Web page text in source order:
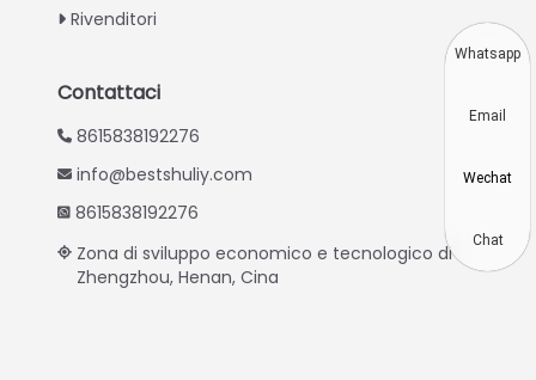
Rivenditori
Contattaci
8615838192276
info@bestshuliy.com
8615838192276
Zona di sviluppo economico e tecnologico di
Zhengzhou, Henan, Cina
Portuguese
Spanish
Korean
Whatsapp
Email
Wechat
Chat